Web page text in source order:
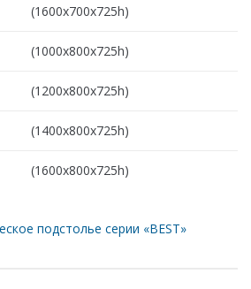
(1600х700х725h)
(1000х800х725h)
(1200х800х725h)
(1400х800х725h)
(1600х800х725h)
подстолье серии «BEST»